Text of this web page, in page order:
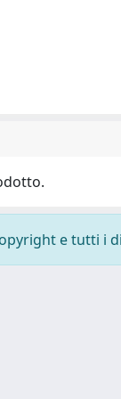
e tutti i